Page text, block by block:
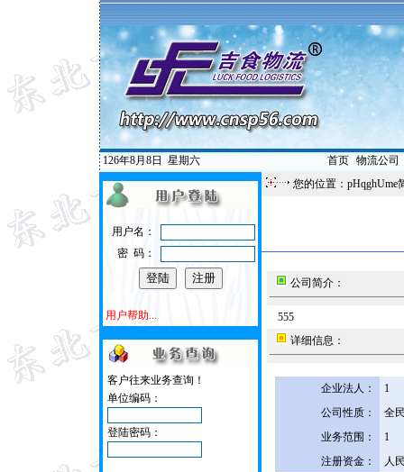
126年8月8日 星期六 首页| 物流公司
用户名：
密 码：
用户帮助...
客户往来业务查询！
单位编码：
登陆密码：
您的位置：pHqghUme
公司简介：
555
详细信息：
企业法人：
1
公司性质：
全
业务范围：
1
注册资金：
人